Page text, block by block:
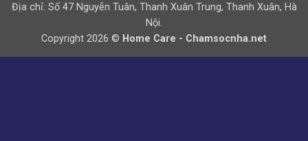
Địa chỉ: Số 47 Nguyễn Tuân, Thanh Xuân Trung, Thanh Xuân, Hà
Nội.
Copyright 2026 © Home Care - Chamsocnha.net